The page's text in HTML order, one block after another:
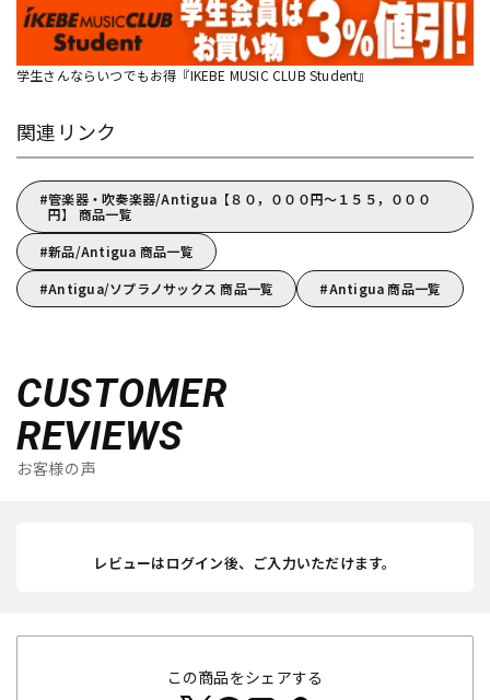
学生さんならいつでもお得『IKEBE MUSIC CLUB Student』
関連リンク
管楽器・吹奏楽器/Antigua【８０，０００円～１５５，０００
円】 商品一覧
新品/Antigua 商品一覧
Antigua/ソプラノサックス 商品一覧
Antigua 商品一覧
CUSTOMER
REVIEWS
お客様の声
レビューはログイン後、ご入力いただけます。
この商品をシェアする